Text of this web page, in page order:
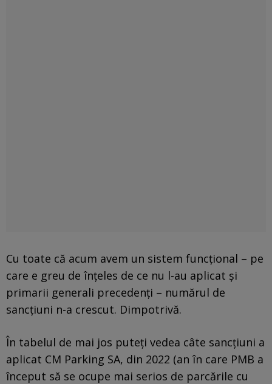
Cu toate că acum avem un sistem funcțional – pe
care e greu de înțeles de ce nu l-au aplicat și
primarii generali precedenți – numărul de
sancțiuni n-a crescut. Dimpotrivă.
În tabelul de mai jos puteți vedea câte sancțiuni a
aplicat CM Parking SA, din 2022 (an în care PMB a
început să se ocupe mai serios de parcările cu